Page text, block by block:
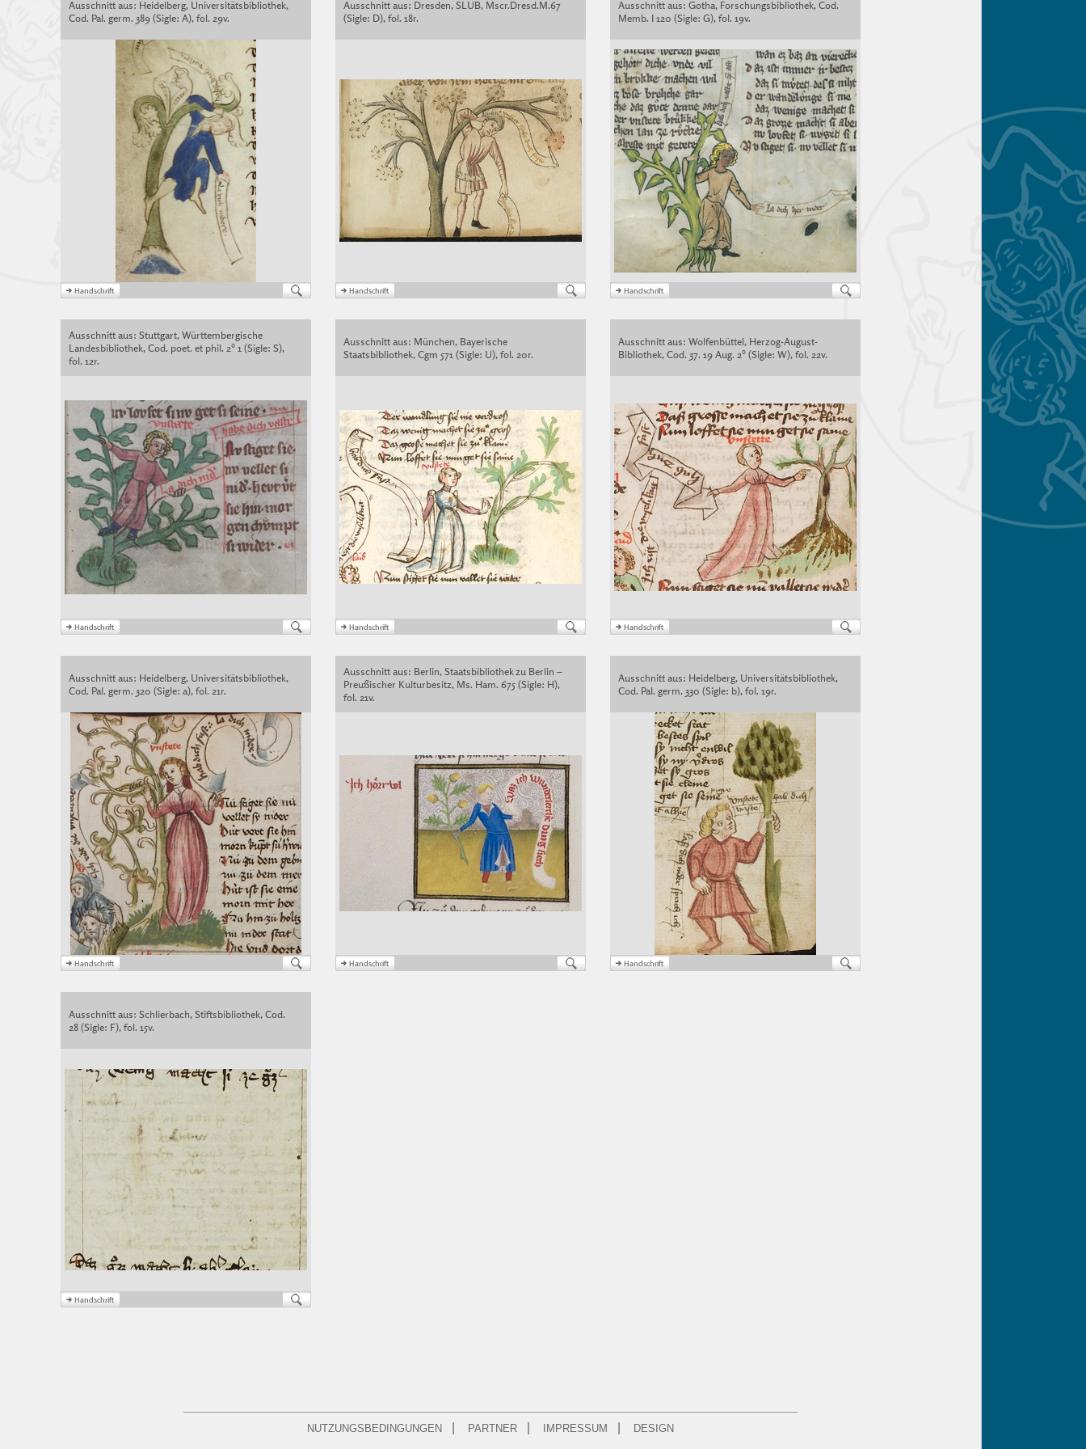
Ausschnitt aus: Heidelberg, Universitätsbibliothek,
Cod. Pal. germ. 389 (Sigle: A), fol. 29v.
Ausschnitt aus: Dresden, SLUB, Mscr.Dresd.M.67
(Sigle: D), fol. 18r.
Ausschnitt aus: Gotha, Forschungsbibliothek, Cod.
Memb. I 120 (Sigle: G), fol. 19v.
Ausschnitt aus: Stuttgart, Württembergische
Landesbibliothek, Cod. poet. et phil. 2° 1 (Sigle: S),
fol. 12r.
Ausschnitt aus: München, Bayerische
Staatsbibliothek, Cgm 571 (Sigle: U), fol. 20r.
Ausschnitt aus: Wolfenbüttel, Herzog-August-
Bibliothek, Cod. 37. 19 Aug. 2° (Sigle: W), fol. 22v.
Ausschnitt aus: Heidelberg, Universitätsbibliothek,
Cod. Pal. germ. 320 (Sigle: a), fol. 21r.
Ausschnitt aus: Berlin, Staatsbibliothek zu Berlin –
Preußischer Kulturbesitz, Ms. Ham. 675 (Sigle: H),
fol. 21v.
Ausschnitt aus: Heidelberg, Universitätsbibliothek,
Cod. Pal. germ. 330 (Sigle: b), fol. 19r.
Ausschnitt aus: Schlierbach, Stiftsbibliothek, Cod.
28 (Sigle: F), fol. 15v.
NUTZUNGSBEDINGUNGEN PARTNER IMPRESSUM DESIGN